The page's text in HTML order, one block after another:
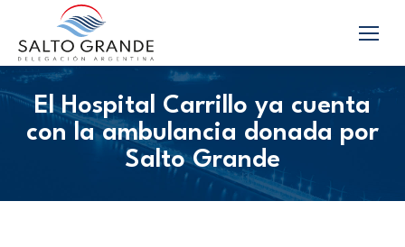
El Hospital Carrillo ya cuenta
con la ambulancia donada por
Salto Grande